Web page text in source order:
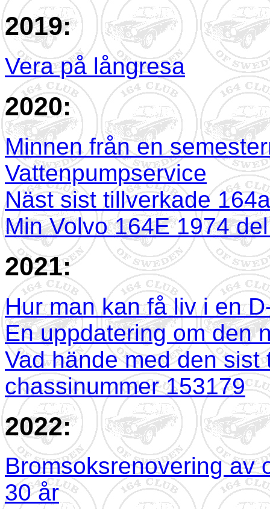
2019:
Vera på långresa
2020:
Minnen från en
Vattenpumpservice
Näst sist tillverkade
Min Volvo 164E 1974
2021:
Hur man kan få liv i en
En uppdatering om den
Vad hände med den
chassinummer 153179
2022:
Bromsoksrenovering av
30 år